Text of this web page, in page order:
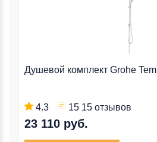
Душевой комплект Grohe
4.3 15 15 отзывов
23 110 руб.